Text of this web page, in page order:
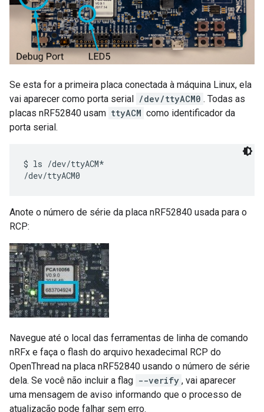
Se esta for a primeira placa conectada à máquina Linux, ela
vai aparecer como porta serial
/dev/ttyACM0 . Todas as
placas nRF52840 usam ttyACM como identificador da
porta serial.
$ ls /dev/ttyACM*
Anote o número de série da placa nRF52840 usada para o
RCP:
Navegue até o local das ferramentas de linha de comando
nRFx e faça o flash do arquivo hexadecimal RCP do
OpenThread na placa nRF52840 usando o número de série
dela. Se você não incluir a flag --verify , vai aparecer
uma mensagem de aviso informando que o processo de
atualização pode falhar sem erro.